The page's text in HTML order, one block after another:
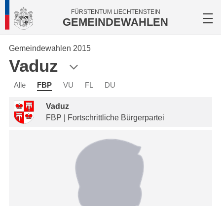
FÜRSTENTUM LIECHTENSTEIN
GEMEINDEWAHLEN
Gemeindewahlen 2015
Vaduz
Alle FBP VU FL DU
Vaduz
FBP | Fortschrittliche Bürgerpartei